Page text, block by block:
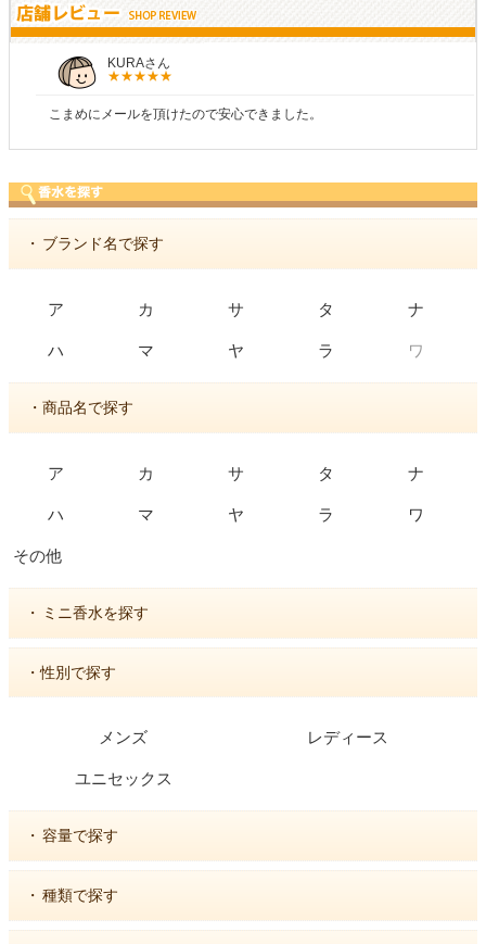
KURAさん
こまめにメールを頂けたので安心できました。
・ ブランド名で探す
ア カ サ タ ナ
ハ マ ヤ ラ ワ
・商品名で探す
ア カ サ タ ナ
ハ マ ヤ ラ ワ
その他
・ ミニ香水を探す
・性別で探す
メンズ レディース
ユニセックス
・ 容量で探す
・ 種類で探す